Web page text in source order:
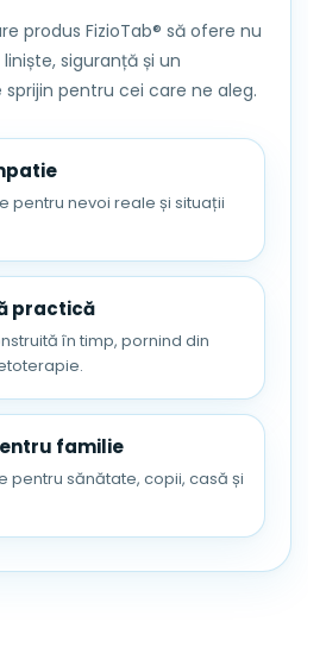
:38 x 38 x 38
suportata: 100kg.
produs FizioTab® să ofere nu
siguranță și un
pentru cei care ne aleg.
pentru nevoi reale și situații
practică
în timp, pornind din
familie
pentru sănătate, copii, casă și